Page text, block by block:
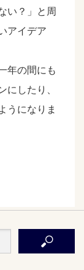
い？」と周
アイデア
年の間にも
にしたり、
うになりま